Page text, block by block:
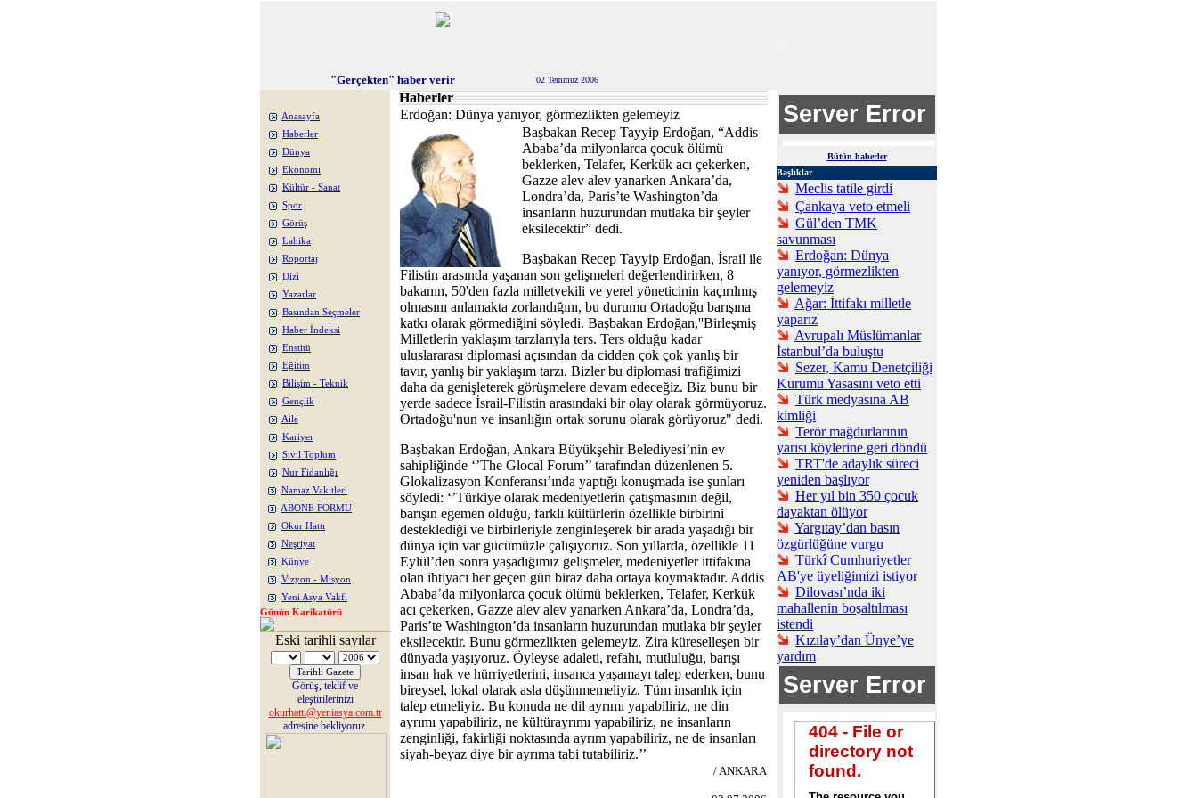
"Gerçekten" haber verir 02 Temmuz 2006
Anasayfa
Haberler
Dünya
Ekonomi
Kültür - Sanat
Spor
Görüş
Lahika
Röportaj
Dizi
Yazarlar
Basından Seçmeler
Haber İndeksi
Enstitü
Eğitim
Bilişim - Teknik
Gençlik
Aile
Kariyer
Sivil Toplum
Nur Fidanlığı
Namaz Vakitleri
ABONE FORMU
Okur Hattı
Neşriyat
Künye
Vizyon - Misyon
Yeni Asya Vakfı
Günün Karikatürü
Eski tarihli sayılar
Görüş, teklif ve
eleştirilerinizi
okurhatti@yeniasya.com.tr
adresine bekliyoruz.
Haberler
Erdoğan: Dünya yanıyor, görmezlikten gelemeyiz
Başbakan Recep Tayyip Erdoğan, “Addis
Ababa’da milyonlarca çocuk ölümü
beklerken, Telafer, Kerkük acı çekerken,
Gazze alev alev yanarken Ankara’da,
Londra’da, Paris’te Washington’da
insanların huzurundan mutlaka bir şeyler
eksilecektir” dedi.
Başbakan Recep Tayyip Erdoğan, İsrail ile
Filistin arasında yaşanan son gelişmeleri değerlendirirken, 8
bakanın, 50'den fazla milletvekili ve yerel yöneticinin kaçırılmış
olmasını anlamakta zorlandığını, bu durumu Ortadoğu barışına
katkı olarak görmediğini söyledi. Başbakan Erdoğan,''Birleşmiş
Milletlerin yaklaşım tarzlarıyla ters. Ters olduğu kadar
uluslararası diplomasi açısından da cidden çok çok yanlış bir
tavır, yanlış bir yaklaşım tarzı. Bizler bu diplomasi trafiğimizi
daha da genişleterek görüşmelere devam edeceğiz. Biz bunu bir
yerde sadece İsrail-Filistin arasındaki bir olay olarak görmüyoruz.
Ortadoğu'nun ve insanlığın ortak sorunu olarak görüyoruz" dedi.
Başbakan Erdoğan, Ankara Büyükşehir Belediyesi’nin ev
sahipliğinde ‘’The Glocal Forum’’ tarafından düzenlenen 5.
Glokalizasyon Konferansı’ında yaptığı konuşmada ise şunları
söyledi: ‘’Türkiye olarak medeniyetlerin çatışmasının değil,
barışın egemen olduğu, farklı kültürlerin özellikle birbirini
desteklediği ve birbirleriyle zenginleşerek bir arada yaşadığı bir
dünya için var gücümüzle çalışıyoruz. Son yıllarda, özellikle 11
Eylül’den sonra yaşadığımız gelişmeler, medeniyetler ittifakına
olan ihtiyacı her geçen gün biraz daha ortaya koymaktadır. Addis
Ababa’da milyonlarca çocuk ölümü beklerken, Telafer, Kerkük
acı çekerken, Gazze alev alev yanarken Ankara’da, Londra’da,
Paris’te Washington’da insanların huzurundan mutlaka bir şeyler
eksilecektir. Bunu görmezlikten gelemeyiz. Zira küreselleşen bir
dünyada yaşıyoruz. Öyleyse adaleti, refahı, mutluluğu, barışı
insan hak ve hürriyetlerini, insanca yaşamayı talep ederken, bunu
bireysel, lokal olarak asla düşünmemeliyiz. Tüm insanlık için
talep etmeliyiz. Bu konuda ne dil ayrımı yapabiliriz, ne din
ayrımı yapabiliriz, ne kültürayrımı yapabiliriz, ne insanların
zenginliği, fakirliği noktasında ayrım yapabiliriz, ne de insanları
siyah-beyaz diye bir ayrıma tabi tutabiliriz.’’
/ ANKARA
Bütün haberler
Başlıklar
Meclis tatile girdi
Çankaya veto etmeli
Gül’den TMK
savunması
Erdoğan: Dünya
yanıyor, görmezlikten
gelemeyiz
Ağar: İttifakı milletle
yaparız
Avrupalı Müslümanlar
İstanbul’da buluştu
Sezer, Kamu Denetçiliği
Kurumu Yasasını veto etti
Türk medyasına AB
kimliği
Terör mağdurlarının
yarısı köylerine geri döndü
TRT'de adaylık süreci
yeniden başlıyor
Her yıl bin 350 çocuk
dayaktan ölüyor
Yargıtay’dan basın
özgürlüğüne vurgu
Türkî Cumhuriyetler
AB'ye üyeliğimizi istiyor
Dilovası’nda iki
mahallenin boşaltılması
istendi
Kızılay’dan Ünye’ye
yardım